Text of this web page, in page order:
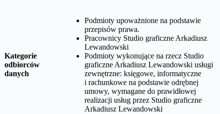
Kategorie
odbiorców
danych
Podmioty upoważnione na podstawie
przepisów prawa.
Pracownicy Studio graficzne Arkadiusz
Lewandowski
Podmioty wykonujące na rzecz Studio
graficzne Arkadiusz Lewandowski usługi
zewnętrzne: księgowe, informatyczne
i rachunkowe na podstawie odrębnej
umowy, wymagane do prawidłowej
realizacji usług przez Studio graficzne
Arkadiusz Lewandowski